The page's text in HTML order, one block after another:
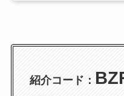
紹介コード：